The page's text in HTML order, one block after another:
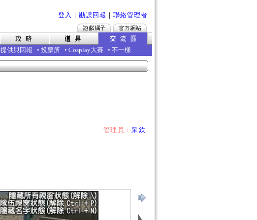
登入 ｜ 勘誤回報 ｜ 聯絡管理者
提供與回報 • 投票所 • Cosplay大賽 • 不一樣
管理員：呆欽